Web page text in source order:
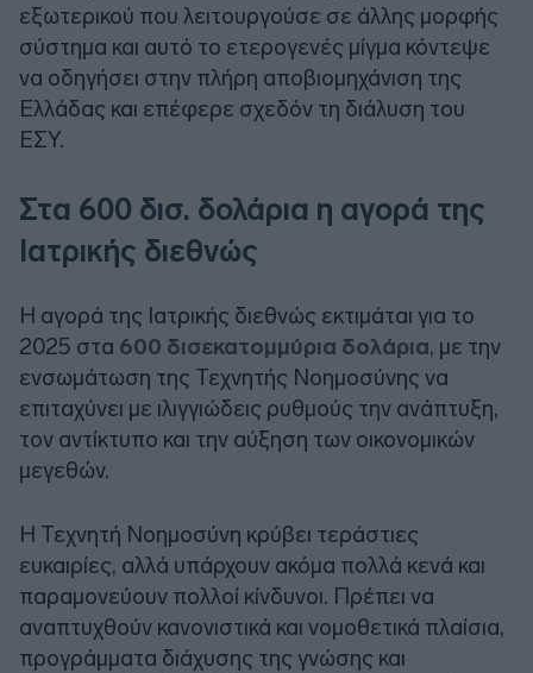
εξωτερικού που λειτουργούσε σε άλλης μορφής
σύστημα και αυτό το ετερογενές μίγμα κόντεψε
να οδηγήσει στην πλήρη αποβιομηχάνιση της
Ελλάδας και επέφερε σχεδόν τη διάλυση του
ΕΣΥ.
Στα 600 δισ. δολάρια η αγορά της
Ιατρικής διεθνώς
Η αγορά της Ιατρικής διεθνώς εκτιμάται για το
2025 στα 600 δισεκατομμύρια δολάρια, με την
ενσωμάτωση της Τεχνητής Νοημοσύνης να
επιταχύνει με ιλιγγιώδεις ρυθμούς την ανάπτυξη,
τον αντίκτυπο και την αύξηση των οικονομικών
μεγεθών.
Η Τεχνητή Νοημοσύνη κρύβει τεράστιες
ευκαιρίες, αλλά υπάρχουν ακόμα πολλά κενά και
παραμονεύουν πολλοί κίνδυνοι. Πρέπει να
αναπτυχθούν κανονιστικά και νομοθετικά πλαίσια,
προγράμματα διάχυσης της γνώσης και